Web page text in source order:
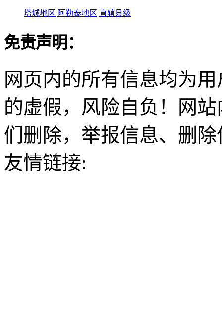
塔城地区 阿勒泰地区 直辖县级
免责声明：
网页内的所有信息均为
的虚假，风险自负！网
们删除，举报信息、删
友情链接: